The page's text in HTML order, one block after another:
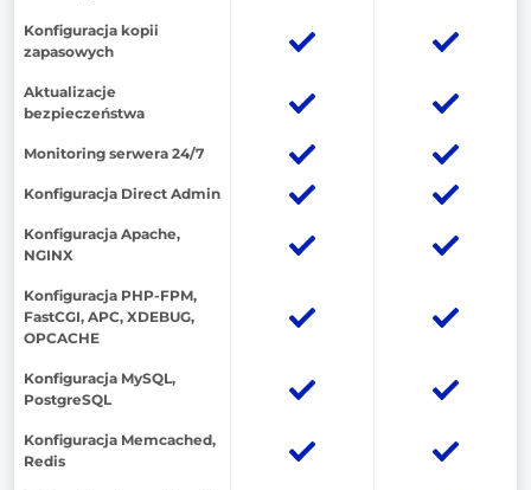
Konfiguracja kopii
zapasowych
Aktualizacje
bezpieczeństwa
Monitoring serwera 24/7
Konfiguracja Direct Admin
Konfiguracja Apache,
NGINX
Konfiguracja PHP-FPM,
FastCGI, APC, XDEBUG,
OPCACHE
Konfiguracja MySQL,
PostgreSQL
Konfiguracja Memcached,
Redis